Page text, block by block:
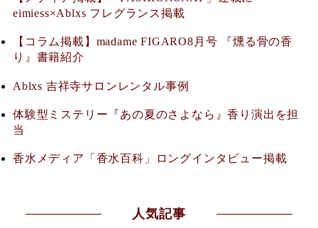
eimiess×Ablxs フレグランス掲載
【コラム掲載】madame FIGARO8月号 『燻る骨の香
り』書籍紹介
Ablxs 吉祥寺サロンレンタル事例
体験型ミステリー『あの夏のさよなら』香り演出を担
当
香水メディア「香水百科」ロングインタビュー掲載
人気記事